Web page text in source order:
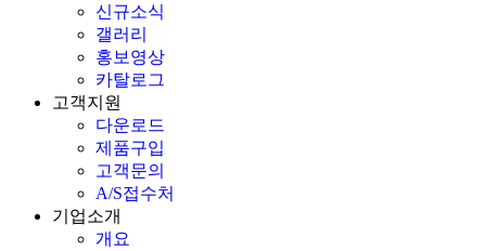
신규소식
갤러리
홍보영상
카탈로그
고객지원
다운로드
제품구입
고객문의
A/S접수처
기업소개
개요